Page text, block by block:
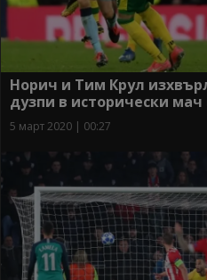
Норич и Тим Крул
дузпи в исторически
5 март 2020 | 00:27